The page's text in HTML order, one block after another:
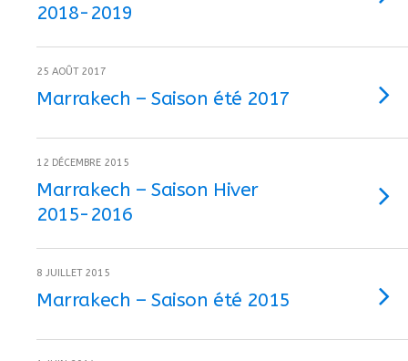
2018-2019
25 AOÛT 2017
Marrakech – Saison été 2017
12 DÉCEMBRE 2015
Marrakech – Saison Hiver
2015-2016
8 JUILLET 2015
Marrakech – Saison été 2015